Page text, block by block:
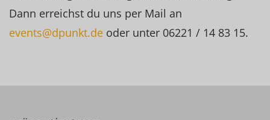
Dann erreichst du uns per Mail an
events@dpunkt.de oder unter 06221 / 14 83 15.